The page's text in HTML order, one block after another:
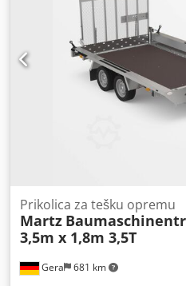
Gera 681 km
Prikolica za tešku opremu
Martz
3,5m x 1,8m 3,5T